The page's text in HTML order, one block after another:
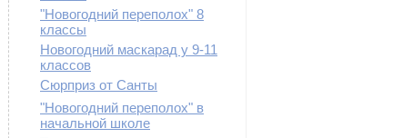
"Новогодний переполох" 8
классы
Новогодний маскарад у 9-11
классов
Сюрприз от Санты
"Новогодний переполох" в
начальной школе